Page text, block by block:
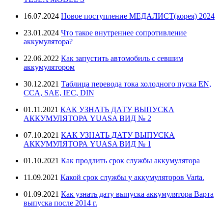
16.07.2024 Новое поступление МЕДАЛИСТ(корея) 2024
23.01.2024 Что такое внутреннее сопротивление
аккумулятора?
22.06.2022 Как запустить автомобиль с севшим
аккумулятором
30.12.2021 Таблица перевода тока холодного пуска EN,
CCA, SAE, IEC, DIN
01.11.2021 КАК УЗНАТЬ ДАТУ ВЫПУСКА
АККУМУЛЯТОРА YUASA ВИД № 2
07.10.2021 КАК УЗНАТЬ ДАТУ ВЫПУСКА
АККУМУЛЯТОРА YUASA ВИД № 1
01.10.2021 Как продлить срок службы аккумулятора
11.09.2021 Какой срок службы у аккумуляторов Varta.
01.09.2021 Как узнать дату выпуска аккумулятора Варта
выпуска после 2014 г.